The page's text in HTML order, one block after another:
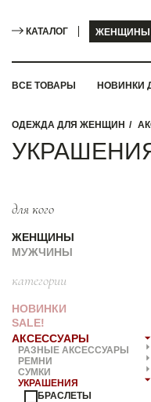
КАТАЛОГ ЖЕНЩИНЫ
ВСЕ ТОВАРЫ НОВИНКИ
ОДЕЖДА ДЛЯ ЖЕНЩИН
для кого
ЖЕНЩИНЫ
МУЖЧИНЫ
категории
НОВИНКИ
SALE!
АКСЕССУАРЫ
РАЗНЫЕ АКСЕССУАРЫ
РЕМНИ
СУМКИ
УКРАШЕНИЯ
БРАСЛЕТЫ